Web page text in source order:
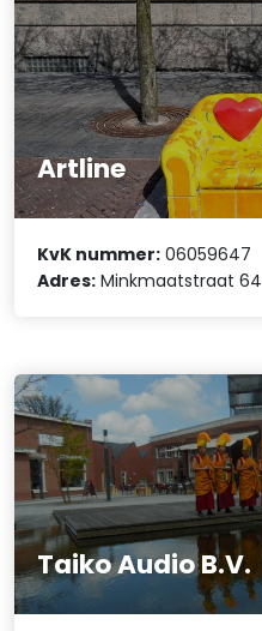
Artline
KvK nummer: 06059647
Adres: Minkmaatstraat 64
Taiko Audio B.V.